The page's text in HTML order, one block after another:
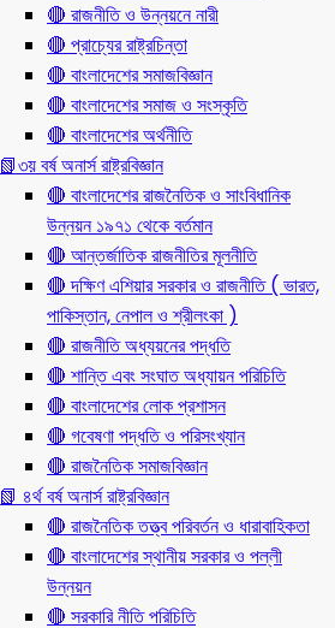
🔴 রাজনীতি ও উন্নয়নে নারী
🔴 প্রাচ্যের রাষ্ট্রচিন্তা
🔴 বাংলাদেশের সমাজবিজ্ঞান
🔴 বাংলাদেশের সমাজ ও সংস্কৃতি
🔴 বাংলাদেশের অর্থনীতি
📗৩য় বর্ষ অনার্স রাষ্ট্রবিজ্ঞান
🔴 বাংলাদেশের রাজনৈতিক ও সাংবিধানিক
উন্নয়ন ১৯৭১ থেকে বর্তমান
🔴 আন্তর্জাতিক রাজনীতির মূলনীতি
🔴 দক্ষিণ এশিয়ার সরকার ও রাজনীতি ( ভারত,
পাকিস্তান, নেপাল ও শ্রীলংকা )
🔴 রাজনীতি অধ্যয়নের পদ্ধতি
🔴 শান্তি এবং সংঘাত অধ্যায়ন পরিচিতি
🔴 বাংলাদেশের লোক প্রশাসন
🔴 গবেষণা পদ্ধতি ও পরিসংখ্যান
🔴 রাজনৈতিক সমাজবিজ্ঞান
📗 ৪র্থ বর্ষ অনার্স রাষ্ট্রবিজ্ঞান
🔴 রাজনৈতিক তত্ত্ব পরিবর্তন ও ধারাবাহিকতা
🔴 বাংলাদেশের স্থানীয় সরকার ও পল্লী
উন্নয়ন
🔴 সরকারি নীতি পরিচিতি